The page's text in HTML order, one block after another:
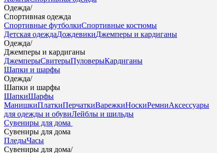
Одежда/
Спортивная одежда
Спортивные футболкиСпортивные костюмы
Детская одеждаДождевикиДжемперы и кардиганы
Одежда/
Джемперы и кардиганы
ДжемперыСвитерыПуловерыКардиганы
Шапки и шарфы
Одежда/
Шапки и шарфы
ШапкиШарфы
МанишкиПлаткиПерчаткиВарежкиНоскиРемниАксессуары
для одежды и обувиЛейблы и шильды
Сувениры для дома
Сувениры для дома
ПледыЧасы
Сувениры для дома/